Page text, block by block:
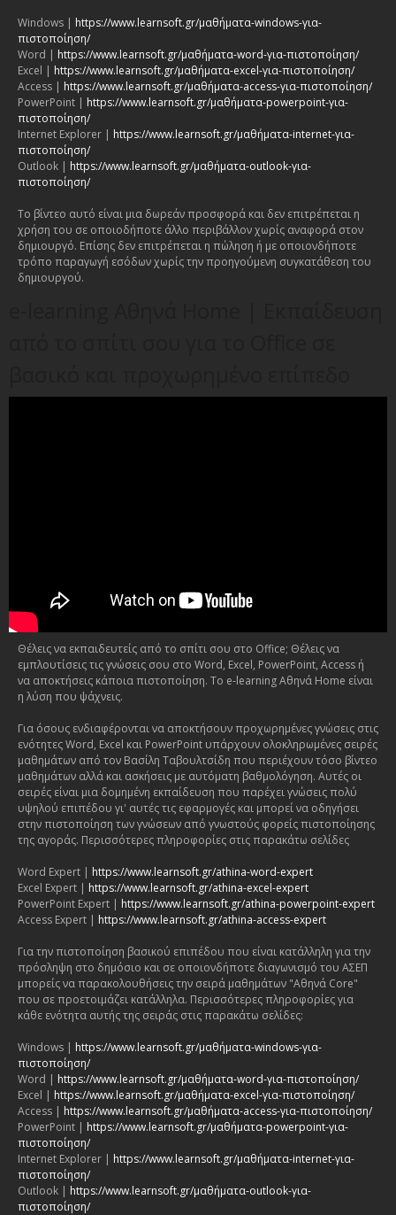
Windows | https://www.learnsoft.gr/μαθήματα-windows-για-
πιστοποίηση/
Word | https://www.learnsoft.gr/μαθήματα-word-για-πιστοποίηση/
Excel | https://www.learnsoft.gr/μαθήματα-excel-για-πιστοποίηση/
Access | https://www.learnsoft.gr/μαθήματα-access-για-πιστοποίηση/
PowerPoint | https://www.learnsoft.gr/μαθήματα-powerpoint-για-
πιστοποίηση/
Internet Explorer | https://www.learnsoft.gr/μαθήματα-internet-για-
πιστοποίηση/
Outlook | https://www.learnsoft.gr/μαθήματα-outlook-για-
πιστοποίηση/
Το βίντεο αυτό είναι μια δωρεάν προσφορά και δεν επιτρέπεται η
χρήση του σε οποιοδήποτε άλλο περιβάλλον χωρίς αναφορά στον
δημιουργό. Επίσης δεν επιτρέπεται η πώληση ή με οποιονδήποτε
τρόπο παραγωγή εσόδων χωρίς την προηγούμενη συγκατάθεση του
δημιουργού.
Θέλεις να εκπαιδευτείς από το σπίτι σου στο Office; Θέλεις να
εμπλουτίσεις τις γνώσεις σου στο Word, Excel, PowerPoint, Access ή
να αποκτήσεις κάποια πιστοποίηση. Το e-learning Αθηνά Home είναι
η λύση που ψάχνεις.
Για όσους ενδιαφέρονται να αποκτήσουν προχωρημένες γνώσεις στις
ενότητες Word, Excel και PowerPoint υπάρχουν ολοκληρωμένες σειρές
μαθημάτων από τον Βασίλη Ταβουλτσίδη που περιέχουν τόσο βίντεο
μαθημάτων αλλά και ασκήσεις με αυτόματη βαθμολόγηση. Αυτές οι
σειρές είναι μια δομημένη εκπαίδευση που παρέχει γνώσεις πολύ
υψηλού επιπέδου γι' αυτές τις εφαρμογές και μπορεί να οδηγήσει
στην πιστοποίηση των γνώσεων από γνωστούς φορείς πιστοποίησης
της αγοράς. Περισσότερες πληροφορίες στις παρακάτω σελίδες
Word Expert | https://www.learnsoft.gr/athina-word-expert
Excel Expert | https://www.learnsoft.gr/athina-excel-expert
PowerPoint Expert | https://www.learnsoft.gr/athina-powerpoint-expert
Access Expert | https://www.learnsoft.gr/athina-access-expert
Για την πιστοποίηση βασικού επιπέδου που είναι κατάλληλη για την
πρόσληψη στο δημόσιο και σε οποιονδήποτε διαγωνισμό του ΑΣΕΠ
μπορείς να παρακολουθήσεις την σειρά μαθημάτων "Αθηνά Core"
που σε προετοιμάζει κατάλληλα. Περισσότερες πληροφορίες για
κάθε ενότητα αυτής της σειράς στις παρακάτω σελίδες:
Windows | https://www.learnsoft.gr/μαθήματα-windows-για-
πιστοποίηση/
Word | https://www.learnsoft.gr/μαθήματα-word-για-πιστοποίηση/
Excel | https://www.learnsoft.gr/μαθήματα-excel-για-πιστοποίηση/
Access | https://www.learnsoft.gr/μαθήματα-access-για-πιστοποίηση/
PowerPoint | https://www.learnsoft.gr/μαθήματα-powerpoint-για-
πιστοποίηση/
Internet Explorer | https://www.learnsoft.gr/μαθήματα-internet-για-
πιστοποίηση/
Outlook | https://www.learnsoft.gr/μαθήματα-outlook-για-
πιστοποίηση/